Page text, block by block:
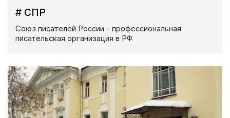
# СПР
Союз писателей России - профессиональная
писательская организация в РФ